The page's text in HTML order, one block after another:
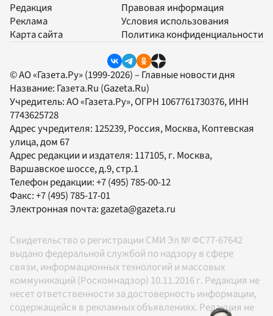
Редакция
Реклама
Карта сайта
Правовая информация
Условия использования
Политика конфиденциальности
© АО «Газета.Ру» (1999-2026) – Главные новости дня
Название: Газета.Ru (Gazeta.Ru)
Учредитель:АО «Газета.Ру», ОГРН 1067761730376, ИНН
7743625728
Адрес учредителя: 125239, Россия, Москва, Коптевская
улица, дом 67
Адрес редакции и издателя: 117105, г. Москва,
Варшавское шоссе, д.9, стр.1
Телефон редакции:+7 (495) 785-00-12
Факс:+7 (495) 785-17-01
Электронная почта:gazeta@gazeta.ru
Свидетельство о регистрации СМИ Эл № ФС77-67642
выдано федеральной службой по надзору в сфере
связи, информационных технологий и массовых
коммуникаций (Роскомнадзор) 10.11.2016 г. Редакция не
несет ответственности за достоверность информации,
содержащейся в рекламных объявлениях. Редакция не